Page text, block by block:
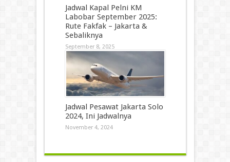
Jadwal Kapal Pelni KM
Labobar September 2025:
Rute Fakfak – Jakarta &
Sebaliknya
September 8, 2025
Jadwal Pesawat Jakarta Solo
2024, Ini Jadwalnya
November 4, 2024